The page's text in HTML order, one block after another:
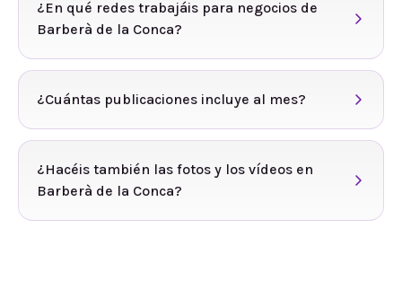
¿En qué redes trabajáis para negocios de
Barberà de la Conca?
¿Cuántas publicaciones incluye al mes?
¿Hacéis también las fotos y los vídeos en
Barberà de la Conca?